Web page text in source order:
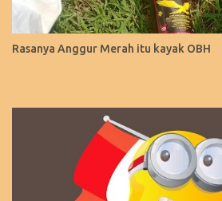
Rasanya Anggur Merah itu kayak OBH